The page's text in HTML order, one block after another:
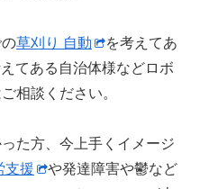
草刈り 自動
を考えてあ
てある自治体様などロボ
相談ください。
た方、今上手くイメージ
支援
や発達障害や鬱など